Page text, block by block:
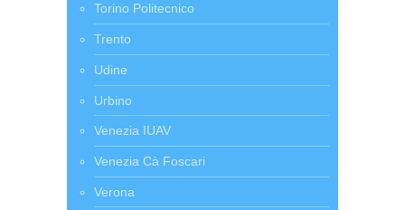
Torino Politecnico
Trento
Udine
Urbino
Venezia IUAV
Venezia Cà Foscari
Verona